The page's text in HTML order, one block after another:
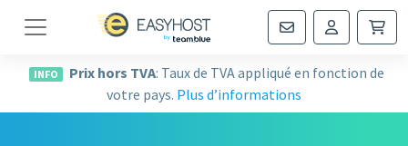
Navigation
INFO Prix hors TVA: Taux de TVA appliqué en fonction de
votre pays. Plus d’informations